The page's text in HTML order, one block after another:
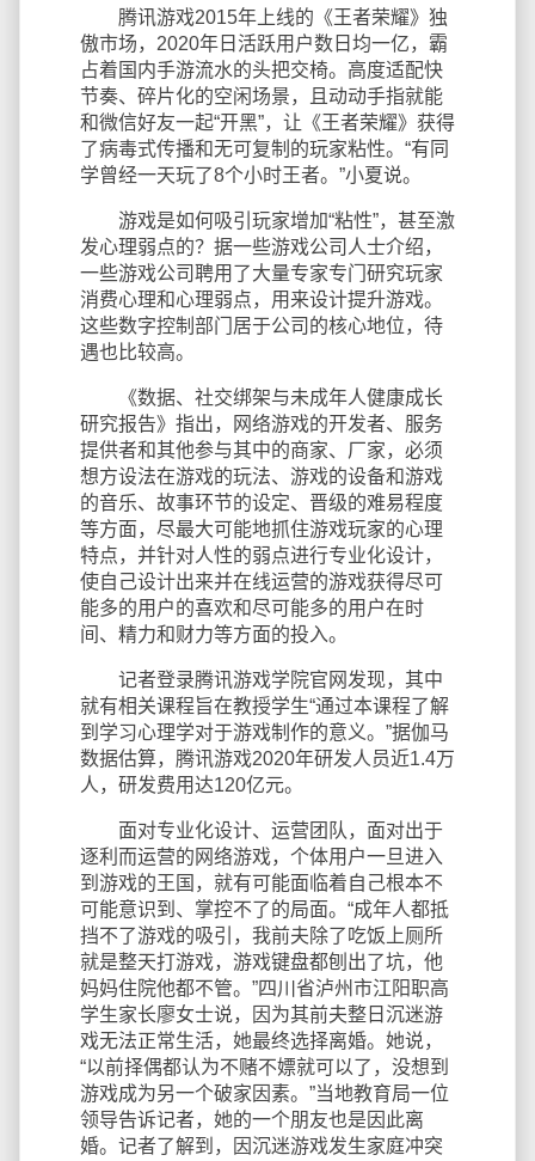
腾讯游戏2015年上线的《王者荣耀》独
傲市场，2020年日活跃用户数日均一亿，霸
占着国内手游流水的头把交椅。高度适配快
节奏、碎片化的空闲场景，且动动手指就能
和微信好友一起“开黑”，让《王者荣耀》获得
了病毒式传播和无可复制的玩家粘性。“有同
学曾经一天玩了8个小时王者。”小夏说。
游戏是如何吸引玩家增加“粘性”，甚至激
发心理弱点的？据一些游戏公司人士介绍，
一些游戏公司聘用了大量专家专门研究玩家
消费心理和心理弱点，用来设计提升游戏。
这些数字控制部门居于公司的核心地位，待
遇也比较高。
《数据、社交绑架与未成年人健康成长
研究报告》指出，网络游戏的开发者、服务
提供者和其他参与其中的商家、厂家，必须
想方设法在游戏的玩法、游戏的设备和游戏
的音乐、故事环节的设定、晋级的难易程度
等方面，尽最大可能地抓住游戏玩家的心理
特点，并针对人性的弱点进行专业化设计，
使自己设计出来并在线运营的游戏获得尽可
能多的用户的喜欢和尽可能多的用户在时
间、精力和财力等方面的投入。
记者登录腾讯游戏学院官网发现，其中
就有相关课程旨在教授学生“通过本课程了解
到学习心理学对于游戏制作的意义。”据伽马
数据估算，腾讯游戏2020年研发人员近1.4万
人，研发费用达120亿元。
面对专业化设计、运营团队，面对出于
逐利而运营的网络游戏，个体用户一旦进入
到游戏的王国，就有可能面临着自己根本不
可能意识到、掌控不了的局面。“成年人都抵
挡不了游戏的吸引，我前夫除了吃饭上厕所
就是整天打游戏，游戏键盘都刨出了坑，他
妈妈住院他都不管。”四川省泸州市江阳职高
学生家长廖女士说，因为其前夫整日沉迷游
戏无法正常生活，她最终选择离婚。她说，
“以前择偶都认为不赌不嫖就可以了，没想到
游戏成为另一个破家因素。”当地教育局一位
领导告诉记者，她的一个朋友也是因此离
婚。记者了解到，因沉迷游戏发生家庭冲突